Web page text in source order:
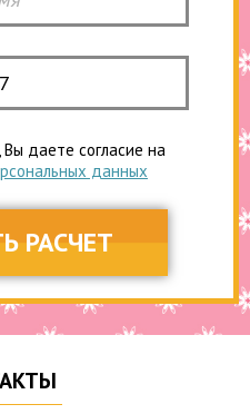
даете согласие на
данных
РАСЧЕТ